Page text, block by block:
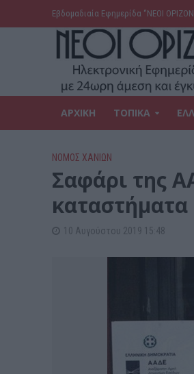
Εβδομαδιαία Εφημερίδα ‘’ΝΕΟΙ
ΑΡΧΙΚΗ ΤΟΠΙΚΑ
ΝΟΜΌΣ ΧΑΝΊΩΝ
Σαφάρι της
καταστήματα
10 Αυγούστου 2019 15:48